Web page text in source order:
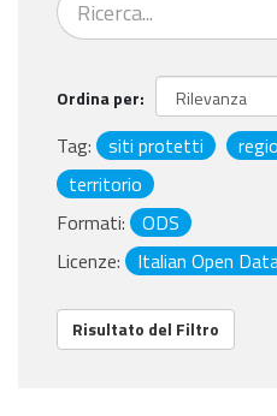
Ordina per
Tag: siti protetti
territorio
Formati:
ODS
Licenze:
Italian Open
Risultato del Filtro